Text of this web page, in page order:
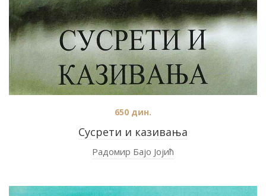
Сусрети и казивања
650 дин.
Радомир Бајо Јојић